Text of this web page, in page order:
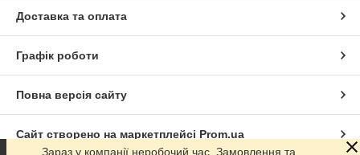
Доставка та оплата
Графік роботи
Повна версія сайту
Сайт створено на маркетплейсі Prom.ua
Зараз у компанії неробочий час. Замовлення та